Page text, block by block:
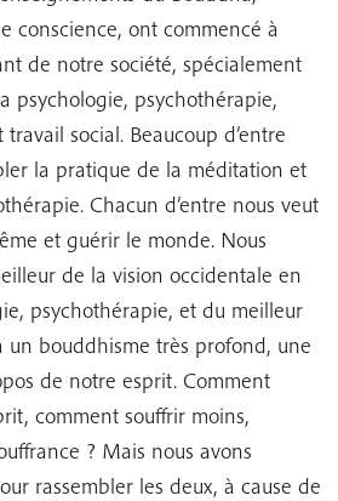
conscience, ont commencé à
de notre société, spécialement
psychologie, psychothérapie,
social. Beaucoup d’entre
la pratique de la méditation et
Chacun d’entre nous veut
et guérir le monde. Nous
de la vision occidentale en
psychothérapie, et du meilleur
un bouddhisme très profond, une
de notre esprit. Comment
comment souffrir moins,
? Mais nous avons
rassembler les deux, à cause de